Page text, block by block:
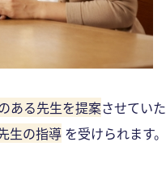
ある先生を提案させていた
生の指導 を受けられます。